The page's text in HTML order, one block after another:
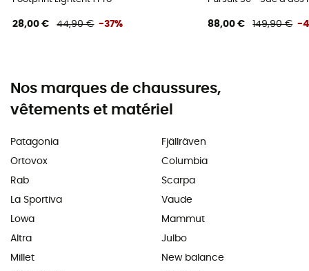
28,00 € 44,90 € -37% 88,00 € 149,90 € -
Nos marques de chaussures,
vêtements et matériel
Patagonia
Ortovox
Rab
La Sportiva
Lowa
Altra
Millet
Fjällräven
Columbia
Scarpa
Vaude
Mammut
Julbo
New balance